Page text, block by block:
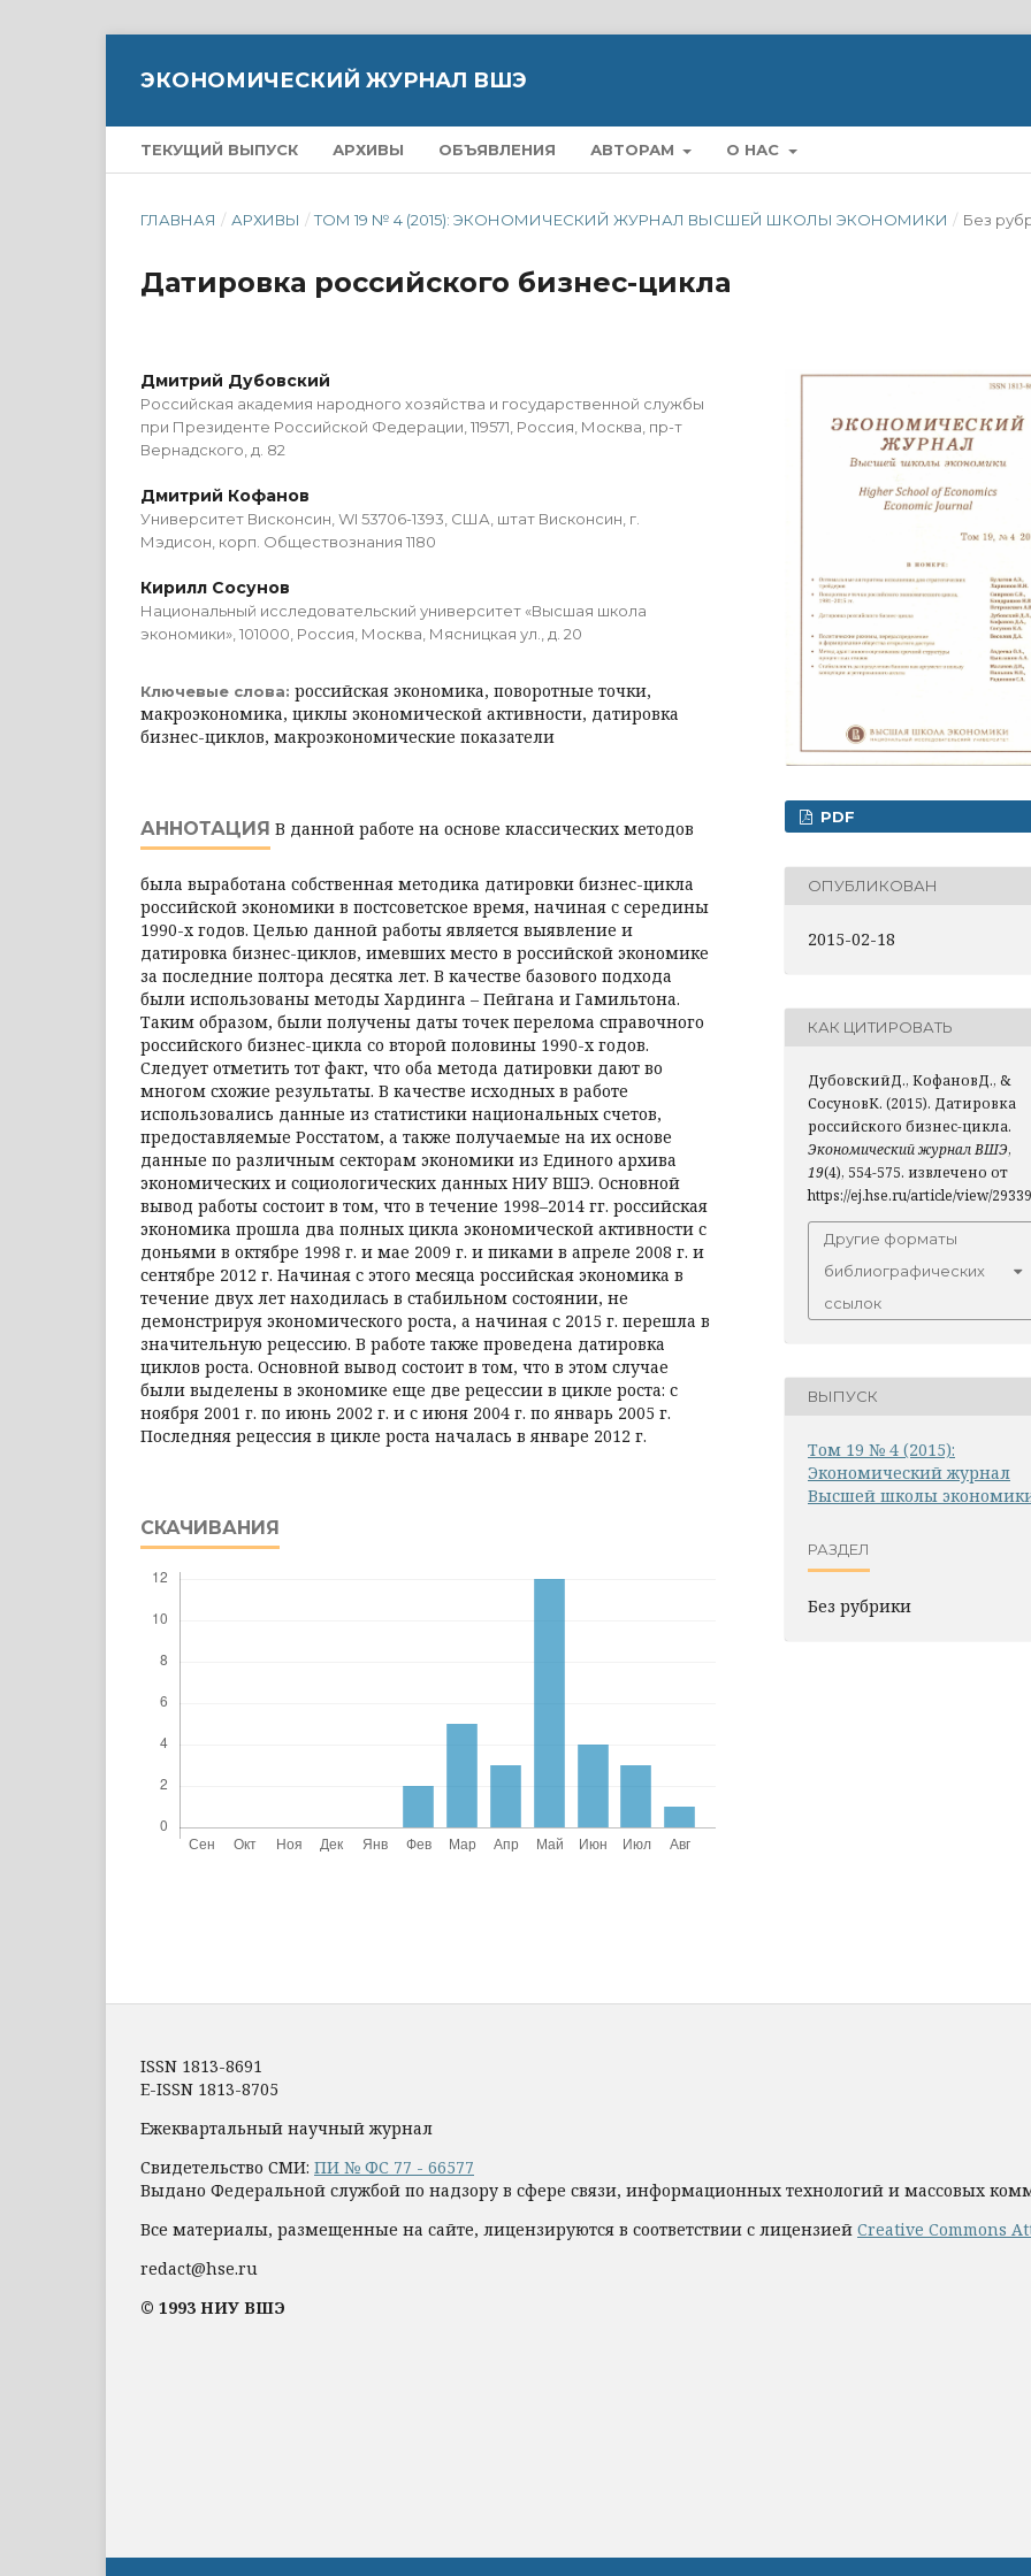
ЭКОНОМИЧЕСКИЙ ЖУРНАЛ ВШЭ
ТЕКУЩИЙ ВЫПУСК АРХИВЫ ОБЪЯВЛЕНИЯ АВТОРАМ О НАС
ГЛАВНАЯ / АРХИВЫ / ТОМ 19 № 4 (2015): ЭКОНОМИЧЕСКИЙ ЖУРНАЛ ВЫСШЕЙ ШКОЛЫ ЭКОНОМИКИ / Без
Датировка российского бизнес-цикла
Дмитрий Дубовский
Российская академия народного хозяйства и государственной службы
при Президенте Российской Федерации, 119571, Россия, Москва, пр-т
Вернадского, д. 82
Дмитрий Кофанов
Университет Висконсин, WI 53706-1393, США, штат Висконсин, г.
Мэдисон, корп. Обществознания 1180
Кирилл Сосунов
Национальный исследовательский университет «Высшая школа
экономики», 101000, Россия, Москва, Мясницкая ул., д. 20
Ключевые слова: российская экономика, поворотные точки,
макроэкономика, циклы экономической активности, датировка
бизнес-циклов, макроэкономические показатели
АННОТАЦИЯ В данной работе на основе классических методов
была выработана собственная методика датировки бизнес-цикла
российской экономики в постсоветское время, начиная с середины
1990-х годов. Целью данной работы является выявление и
датировка бизнес-циклов, имевших место в российской экономике
за последние полтора десятка лет. В качестве базового подхода
были использованы методы Хардинга – Пейгана и Гамильтона.
Таким образом, были получены даты точек перелома справочного
российского бизнес-цикла со второй половины 1990-х годов.
Следует отметить тот факт, что оба метода датировки дают во
многом схожие результаты. В качестве исходных в работе
использовались данные из статистики национальных счетов,
предоставляемые Росстатом, а также получаемые на их основе
данные по различным секторам экономики из Единого архива
экономических и социологических данных НИУ ВШЭ. Основной
вывод работы состоит в том, что в течение 1998–2014 гг. российская
экономика прошла два полных цикла экономической активности с
доньями в октябре 1998 г. и мае 2009 г. и пиками в апреле 2008 г. и
сентябре 2012 г. Начиная с этого месяца российская экономика в
течение двух лет находилась в стабильном состоянии, не
демонстрируя экономического роста, а начиная с 2015 г. перешла в
значительную рецессию. В работе также проведена датировка
циклов роста. Основной вывод состоит в том, что в этом случае
были выделены в экономике еще две рецессии в цикле роста: с
ноября 2001 г. по июнь 2002 г. и с июня 2004 г. по январь 2005 г.
Последняя рецессия в цикле роста началась в январе 2012 г.
СКАЧИВАНИЯ
PDF
ОПУБЛИКОВАН
2015-02-18
КАК ЦИТИРОВАТЬ
ДубовскийД., КофановД., &
СосуновК. (2015). Датировка
российского бизнес-цикла.
Экономический журнал ВШЭ,
19(4), 554-575. извлечено от
https://ej.hse.ru/article/view/29339
Другие форматы
библиографических
ссылок
ВЫПУСК
Том 19 № 4 (2015):
Экономический журнал
Высшей школы
РАЗДЕЛ
Без рубрики
ISSN 1813-8691
E-ISSN 1813-8705
Ежеквартальный научный журнал
Свидетельство СМИ: ПИ № ФС 77 - 66577
Выдано Федеральной службой по надзору в сфере связи, информационных технологий и массовых
Все материалы, размещенные на сайте, лицензируются в соответствии с лицензией Creative Commons
redact@hse.ru
© 1993 НИУ ВШЭ